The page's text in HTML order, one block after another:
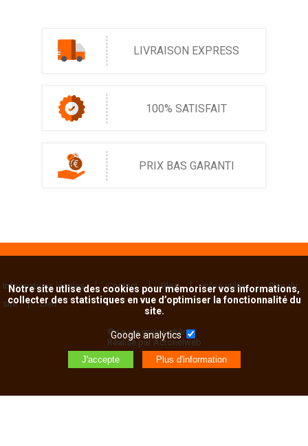
LIVRAISON EXPRESS
100% SATISFAIT
PRIX BAS GARANTI
Informations légales Contact Blog Infos utiles
Plan du
site
Lien
© La vie moins chère
Réalisé par Actorielweb
Notre site utlise des cookies pour mémoriser vos informations,
collecter des statistiques en vue d’optimiser la fonctionnalité du
site.
Google analytics